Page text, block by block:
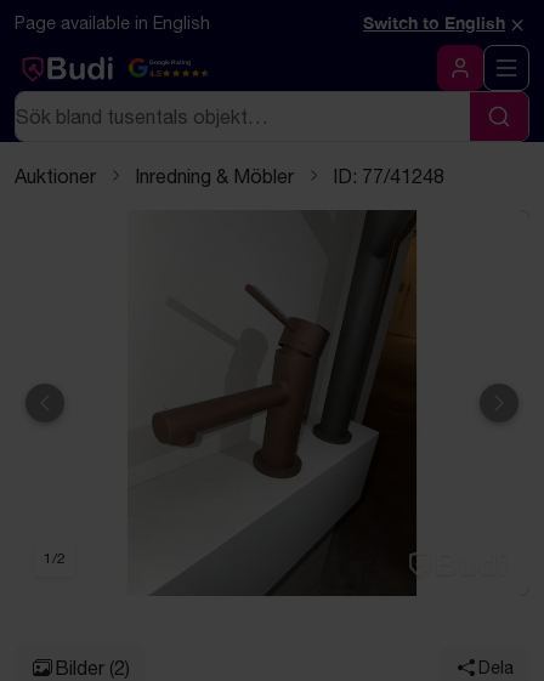
Hoppa till innehåll
Textbaserad (markdown) version av denna sida
Page available in English Switch to English ×
Google Rating
4.5
Logga in
Sök
Sök
Auktioner Inredning & Möbler ID: 77/41248
Föregående
1 /2
Bilder (2) Dela